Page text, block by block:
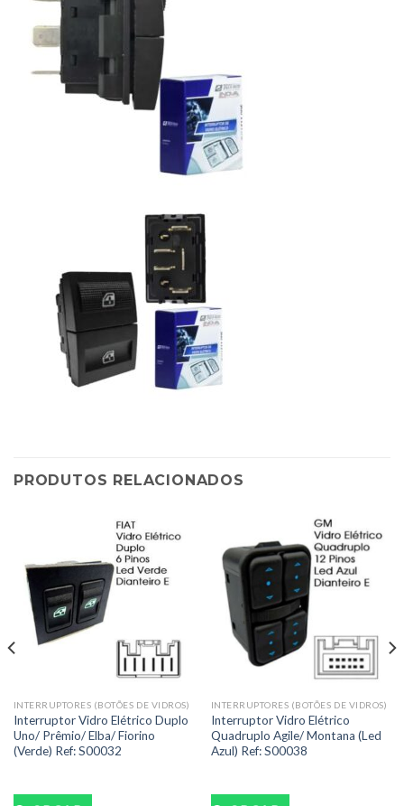
PRODUTOS RELACIONADOS
INTERRUPTORES (BOTÕES DE VIDROS)
Interruptor Vidro Elétrico Duplo
Uno/ Prêmio/ Elba/ Fiorino
(Verde) Ref: S00032
INTERRUPTORES (BOTÕES DE VIDROS)
Interruptor Vidro Elétrico
Quadruplo Agile/ Montana (Led
Azul) Ref: S00038